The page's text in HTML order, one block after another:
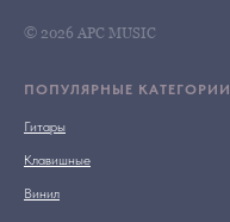
© 2026 АРС MUSIC
ПОПУЛЯРНЫЕ КАТЕГОРИИ
Гитары
Клавишные
Винил